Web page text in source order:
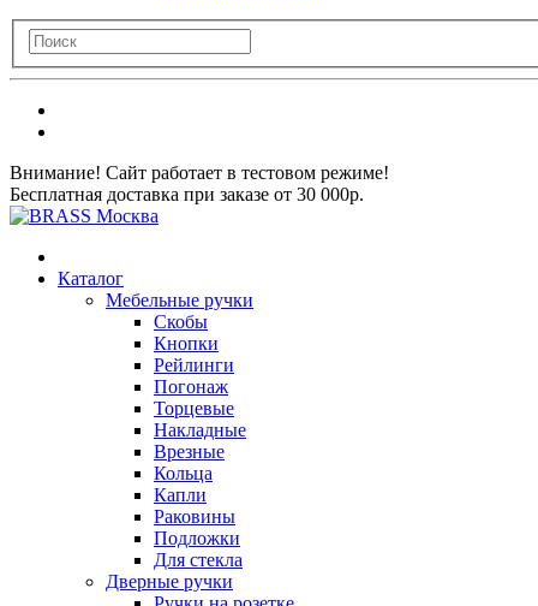
Внимание! Сайт работает в тестовом режиме!
Бесплатная доставка при заказе от 30 000р.
Каталог
Мебельные ручки
Скобы
Кнопки
Рейлинги
Погонаж
Торцевые
Накладные
Врезные
Кольца
Капли
Раковины
Подложки
Для стекла
Дверные ручки